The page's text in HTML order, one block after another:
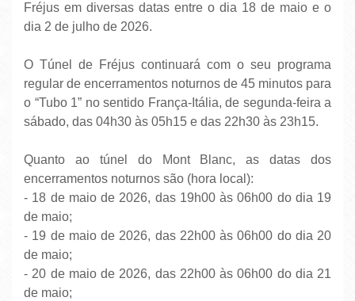
Fréjus em diversas datas entre o dia 18 de maio e o
dia 2 de julho de 2026.
O Túnel de Fréjus continuará com o seu programa
regular de encerramentos noturnos de 45 minutos para
o “Tubo 1” no sentido França-Itália, de segunda-feira a
sábado, das 04h30 às 05h15 e das 22h30 às 23h15.
Quanto ao túnel do Mont Blanc, as datas dos
encerramentos noturnos são (hora local):
- 18 de maio de 2026, das 19h00 às 06h00 do dia 19
de maio;
- 19 de maio de 2026, das 22h00 às 06h00 do dia 20
de maio;
- 20 de maio de 2026, das 22h00 às 06h00 do dia 21
de maio;